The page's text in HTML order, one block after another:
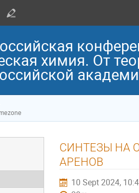
химия. От
СИНТЕЗЫ НА
АРЕНОВ
10 Sept 2024,